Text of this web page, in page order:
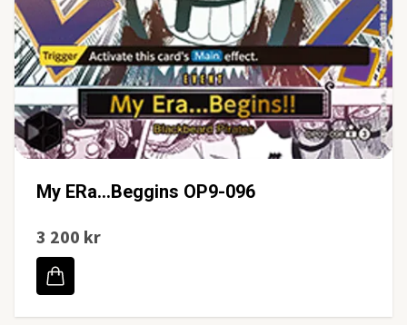
My ERa...Beggins OP9-096
3 200 kr